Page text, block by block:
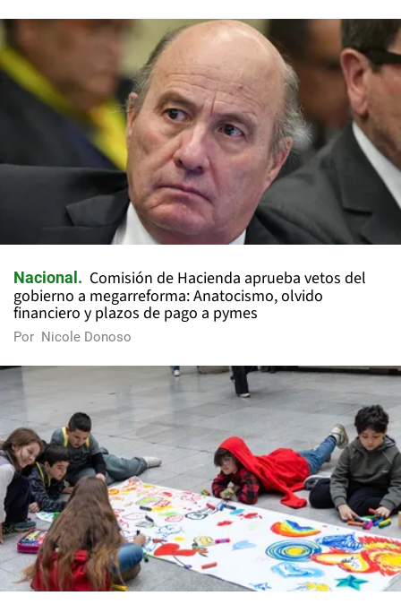
Nacional
Comisión de Hacienda aprueba vetos del
gobierno a megarreforma: Anatocismo, olvido
financiero y plazos de pago a pymes
Por Nicole Donoso